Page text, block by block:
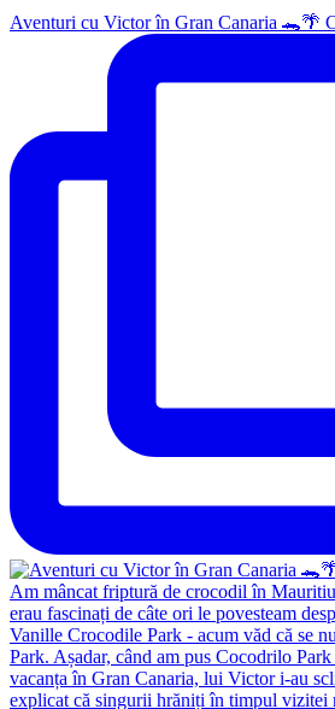
Aventuri cu Victor în Gran Canaria 🐊🌴